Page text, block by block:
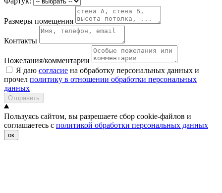
Размеры помещения
Контакты
Пожелания/комментарии
Я даю согласие на обработку персональных данных и
прочел политику в отношении обработки персональных
данных
Отправить
Пользуясь сайтом, вы разрешаете сбор cookie-файлов и
соглашаетесь с политикой обработки персональных данных
ок